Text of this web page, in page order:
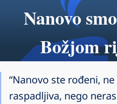
Nanovo
Božjom
“Nanovo ste rođeni,
raspadljiva, nego